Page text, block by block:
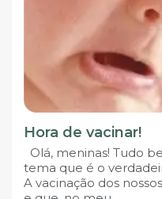
Hora de vacinar!
Olá, meninas! Tudo
tema que é o
A vacinação dos